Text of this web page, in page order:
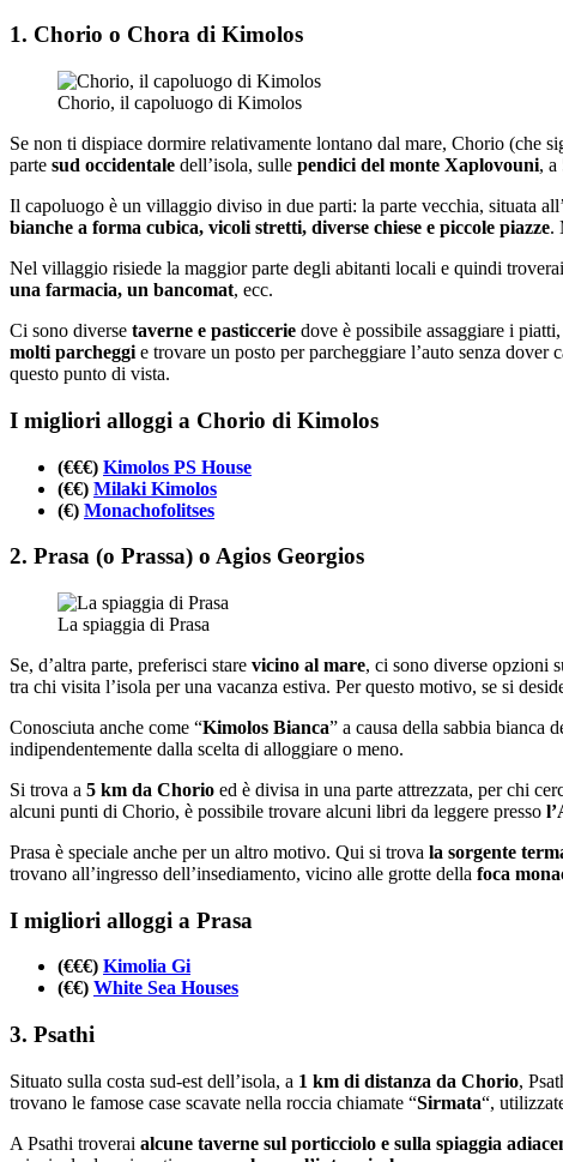
1. Chorio o Chora di Kimolos
Chorio, il capoluogo di Kimolos
Se non ti dispiace dormire relativamente lontano dal mare, Chorio (che
parte sud occidentale dell’isola, sulle pendici del monte Xaplovouni, a
Il capoluogo è un villaggio diviso in due parti: la parte vecchia, situata
bianche a forma cubica, vicoli stretti, diverse chiese e piccole piazze.
Nel villaggio risiede la maggior parte degli abitanti locali e quindi
una farmacia, un bancomat, ecc.
Ci sono diverse taverne e pasticcerie dove è possibile assaggiare i
molti parcheggi e trovare un posto per parcheggiare l’auto senza
questo punto di vista.
I migliori alloggi a Chorio di Kimolos
(€€€) Kimolos PS House
(€€) Milaki Kimolos
(€) Monachofolitses
2. Prasa (o Prassa) o Agios Georgios
La spiaggia di Prasa
Se, d’altra parte, preferisci stare vicino al mare, ci sono diverse opzioni
tra chi visita l’isola per una vacanza estiva. Per questo motivo, se si
Conosciuta anche come “Kimolos Bianca” a causa della sabbia bianca
indipendentemente dalla scelta di alloggiare o meno.
Si trova a 5 km da Chorio ed è divisa in una parte attrezzata, per chi
alcuni punti di Chorio, è possibile trovare alcuni libri da leggere presso
Prasa è speciale anche per un altro motivo. Qui si trova la sorgente
trovano all’ingresso dell’insediamento, vicino alle grotte della foca
I migliori alloggi a Prasa
(€€€) Kimolia Gi
(€€) White Sea Houses
3. Psathi
Situato sulla costa sud-est dell’isola, a 1 km di distanza da Chorio,
trovano le famose case scavate nella roccia chiamate “Sirmata“,
A Psathi troverai alcune taverne sul porticciolo e sulla spiaggia